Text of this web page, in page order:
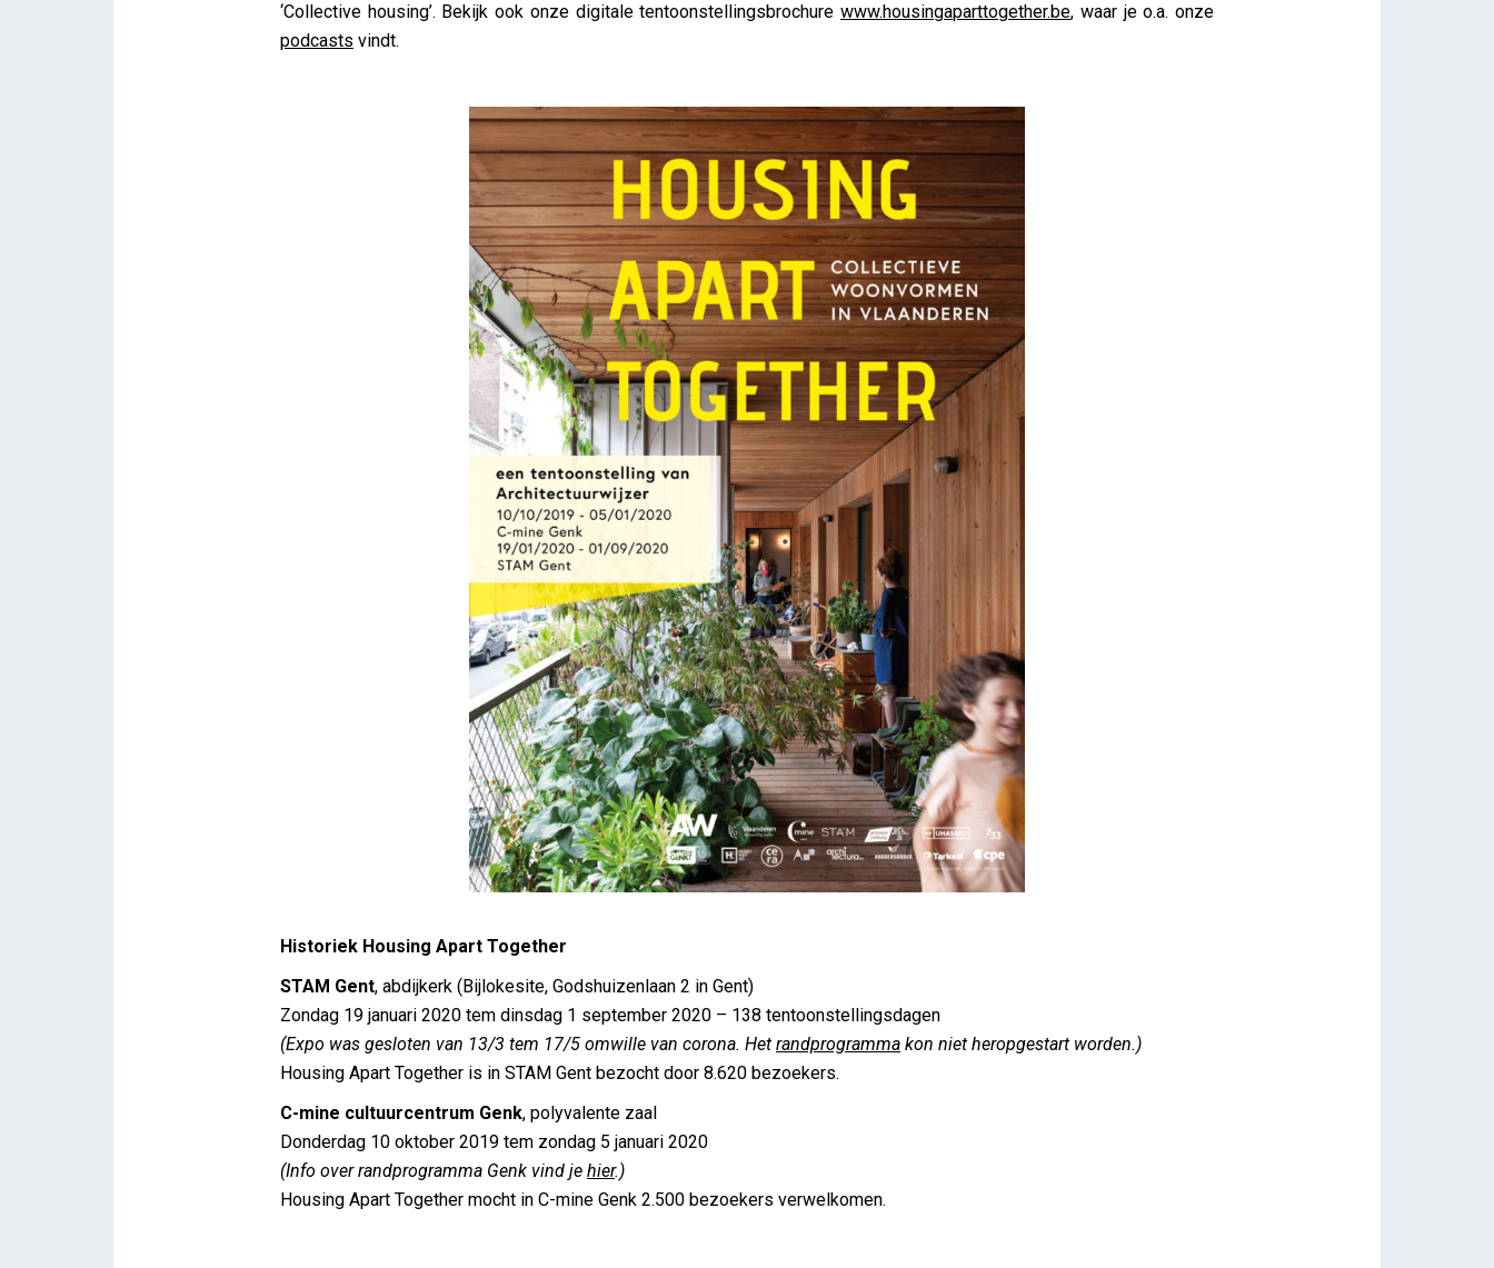
‘Collective housing’. Bekijk ook onze digitale tentoonstellingsbrochurewww.housingaparttogether.be, waar je o.a. onze
podcasts vindt.
Historiek Housing Apart Together
STAM Gent, abdijkerk (Bijlokesite, Godshuizenlaan 2 in Gent)
Zondag 19 januari 2020 tem dinsdag 1 september 2020 – 138 tentoonstellingsdagen
(Expo was gesloten van 13/3 tem 17/5 omwille van corona. Het randprogramma kon niet heropgestart worden.)
Housing Apart Together is in STAM Gent bezocht door 8.620 bezoekers.
C-mine cultuurcentrum Genk, polyvalente zaal
Donderdag 10 oktober 2019 tem zondag 5 januari 2020
(Info over randprogramma Genk vind je hier.)
Housing Apart Together mocht in C-mine Genk 2.500 bezoekers verwelkomen.